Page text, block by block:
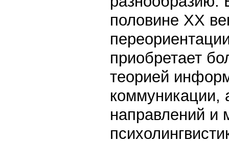
половине XX
приобретает
теорией
коммуникации,
направлений и